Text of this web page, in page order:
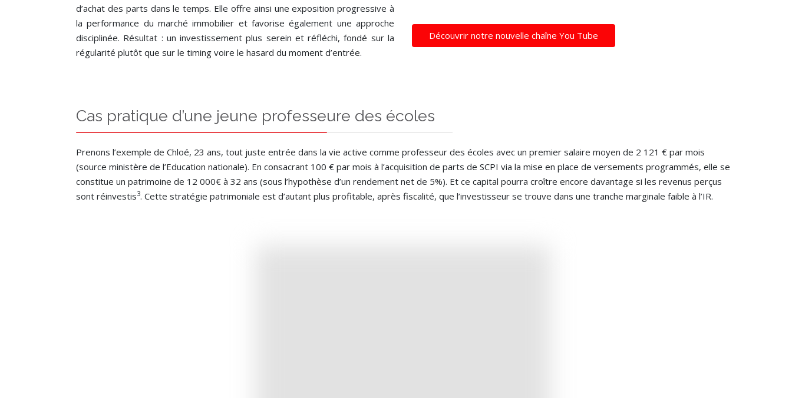
d’achat des parts dans le temps. Elle offre ainsi une exposition progressive à
la performance du marché immobilier et favorise également une approche
disciplinée. Résultat : un investissement plus serein et réfléchi, fondé sur la
régularité plutôt que sur le timing voire le hasard du moment d’entrée.
Découvrir notre nouvelle chaîne You Tube
Cas pratique d’une jeune professeure des écoles
Prenons l’exemple de Chloé, 23 ans, tout juste entrée dans la vie active comme professeur des écoles avec un premier salaire moyen de 2 121 € par mois
(source ministère de l’Education nationale). En consacrant 100 € par mois à l’acquisition de parts de SCPI via la mise en place de versements programmés, elle se
constitue un patrimoine de 12 000€ à 32 ans (sous l’hypothèse d’un rendement net de 5%). Et ce capital pourra croître encore davantage si les revenus perçus
sont réinvestis3. Cette stratégie patrimoniale est d’autant plus profitable, après fiscalité, que l’investisseur se trouve dans une tranche marginale faible à l’IR.